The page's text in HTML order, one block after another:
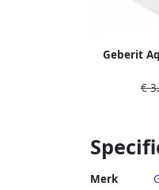
Geberit
€
Merk